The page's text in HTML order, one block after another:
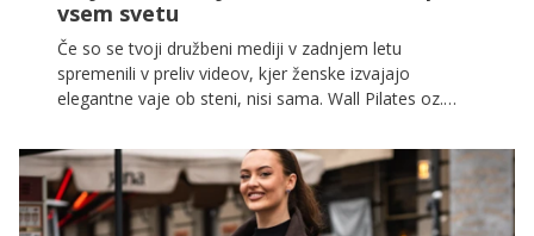
vsem svetu
Če so se tvoji družbeni mediji v zadnjem letu
spremenili v preliv videov, kjer ženske izvajajo
elegantne vaje ob steni, nisi sama. Wall Pilates oz.
ga strokovnjaki opisujejo kot dostopen, učinkovit in
povsem osvajajoč. Po spletnih platformah, predvsem
na TikToku, beleži več deset milijonov ogledov in velja
za eno najbolj viralnih fitnes praks zadnjih let.